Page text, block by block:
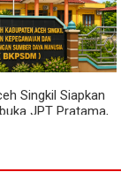
Harapan,
Warga
Semangka
Singkil Siapkan
JPT Pratama,